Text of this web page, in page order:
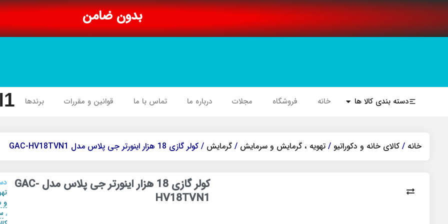
بدون ضامن
دسته بندی کالا ها خانه فروشگاه مجلات درباره ما تماس با ما قوانین و مقررات برندها
خانه / کالای خانه و دکوراتیو / تهویه ، گرمایش و سرمایش / گرمایش / کولر گازی 18 هزار اینورتر جی پلاس مدل GAC-HV18TVN1
کولر گازی 18 هزار اینورتر جی پلاس مدل GAC-
HV18TVN1
و
,